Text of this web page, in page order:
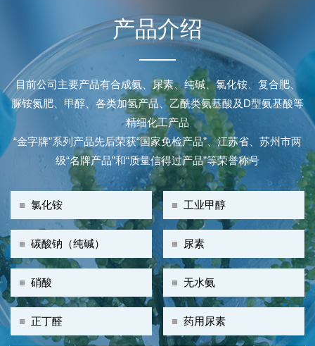
产品介绍
目前公司主要产品有合成氨、尿素、纯碱、氯化铵、复合肥、
脲铵氮肥、甲醇、各类加氢产品、乙酰类氨基酸及D型氨基酸等
精细化工产品
“金字牌”系列产品先后荣获“国家免检产品”、江苏省、苏州市两
级“名牌产品”和“质量信得过产品”等荣誉称号
■ 工业甲醇
■ 氯化铵
■ 尿素
■ 碳酸钠（纯碱）
■无水氨
■ 硝酸
■药用尿素
■ 正丁醛